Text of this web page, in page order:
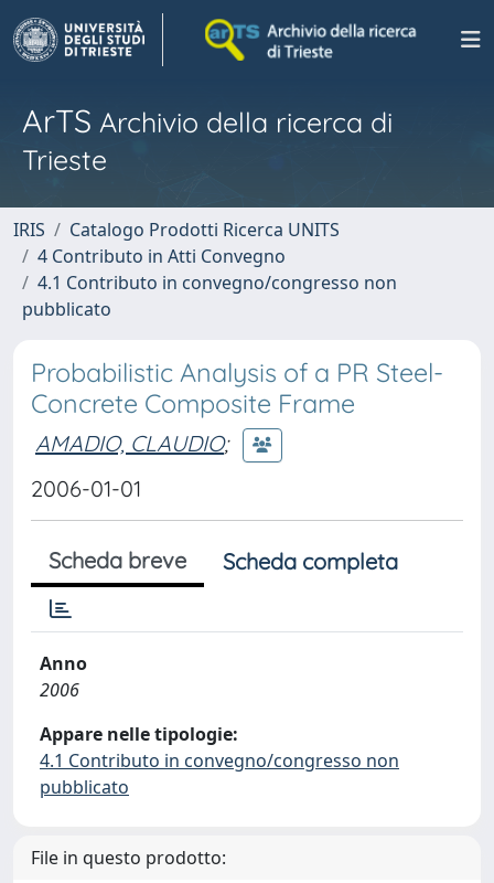
ArTS Archivio della ricerca di
Trieste
IRIS
Catalogo Prodotti Ricerca UNITS
4 Contributo in Atti Convegno
4.1 Contributo in convegno/congresso non
pubblicato
Probabilistic Analysis of a PR Steel-
Concrete Composite Frame
AMADIO, CLAUDIO;
2006-01-01
Scheda breve Scheda completa
Anno
2006
Appare nelle tipologie:
4.1 Contributo in convegno/congresso non
pubblicato
File in questo prodotto: